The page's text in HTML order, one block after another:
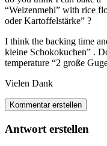
“Weizenmehl” with rice
oder Kartoffelstärke” ?
I think the backing time
kleine Schokokuchen” .
temperature “2 große
Vielen Dank
Kommentar erstellen
Antwort erstellen